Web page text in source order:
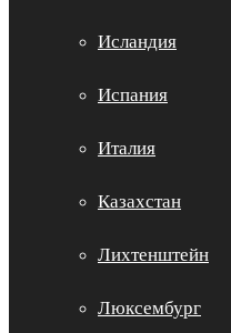
Исландия
Испания
Италия
Казахстан
Лихтенштейн
Люксембург